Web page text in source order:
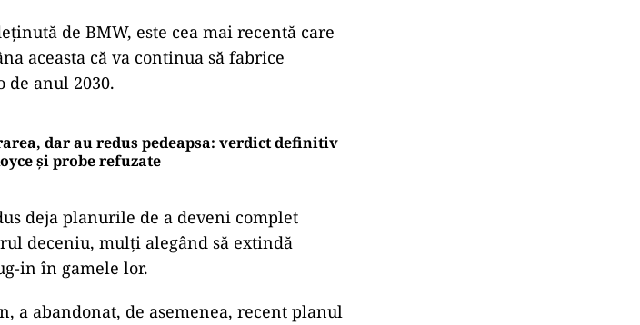
de BMW, este cea mai recentă care
aceasta că va continua să fabrice
de anul 2030.
dar au redus pedeapsa: verdict definitiv
și probe refuzate
deja planurile de a deveni complet
deceniu, mulți alegând să extindă
in în gamele lor.
a abandonat, de asemenea, recent planul